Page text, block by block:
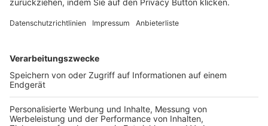
FOLGE DEM BFV
TOP-VEREINE